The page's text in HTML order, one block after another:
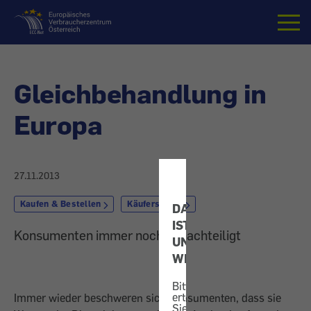
DATENSCHUTZ
IST
UNS
WICHTIG!
Bitte
erteilen
Startseite
Gleichbehandlung in
Europa
27.11.2013
Kaufen & Bestellen Käuferschutz
Konsumenten immer noch benachteiligt
Immer wieder beschweren sich Konsumenten, dass sie